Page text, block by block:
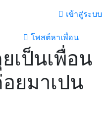
เข้าสู่ระบบ
โพสต์หาเพื่อน
เป็นเพื่อน
ยมาเปน